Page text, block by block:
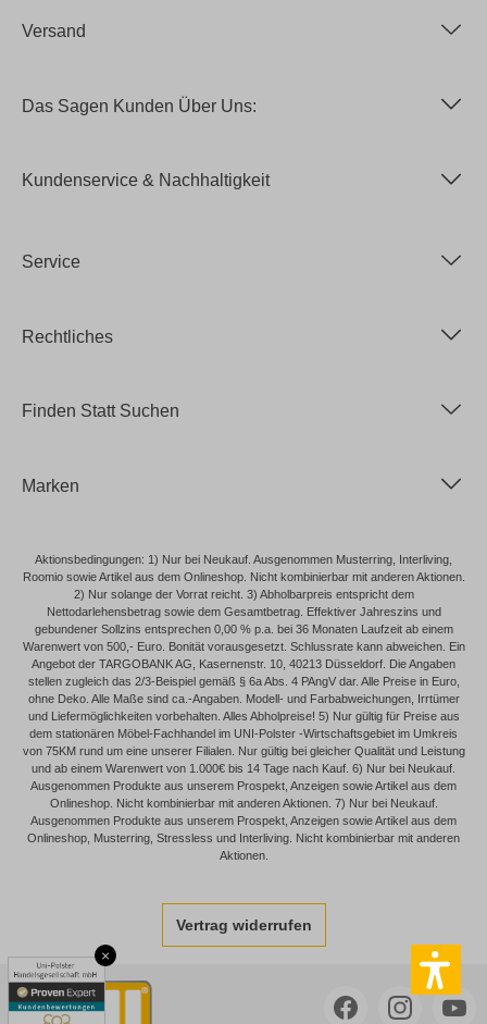
×
Versand
Das Sagen Kunden Über Uns:
Kundenservice & Nachhaltigkeit
Service
Rechtliches
Finden Statt Suchen
Marken
Aktionsbedingungen: 1) Nur bei Neukauf. Ausgenommen Musterring, Interliving,
Roomio sowie Artikel aus dem Onlineshop. Nicht kombinierbar mit anderen Aktionen.
2) Nur solange der Vorrat reicht. 3) Abholbarpreis entspricht dem
Nettodarlehensbetrag sowie dem Gesamtbetrag. Effektiver Jahreszins und
gebundener Sollzins entsprechen 0,00 % p.a. bei 36 Monaten Laufzeit ab einem
Warenwert von 500,- Euro. Bonität vorausgesetzt. Schlussrate kann abweichen. Ein
Angebot der TARGOBANK AG, Kasernenstr. 10, 40213 Düsseldorf. Die Angaben
stellen zugleich das 2/3-Beispiel gemäß § 6a Abs. 4 PAngV dar. Alle Preise in Euro,
ohne Deko. Alle Maße sind ca.-Angaben. Modell- und Farbabweichungen, Irrtümer
und Liefermöglichkeiten vorbehalten. Alles Abholpreise! 5) Nur gültig für Preise aus
dem stationären Möbel-Fachhandel im UNI-Polster -Wirtschaftsgebiet im Umkreis
von 75KM rund um eine unserer Filialen. Nur gültig bei gleicher Qualität und Leistung
und ab einem Warenwert von 1.000€ bis 14 Tage nach Kauf. 6) Nur bei Neukauf.
Ausgenommen Produkte aus unserem Prospekt, Anzeigen sowie Artikel aus dem
Onlineshop. Nicht kombinierbar mit anderen Aktionen. 7) Nur bei Neukauf.
Ausgenommen Produkte aus unserem Prospekt, Anzeigen sowie Artikel aus dem
Onlineshop, Musterring, Stressless und Interliving. Nicht kombinierbar mit anderen
Aktionen.
Vertrag widerrufen